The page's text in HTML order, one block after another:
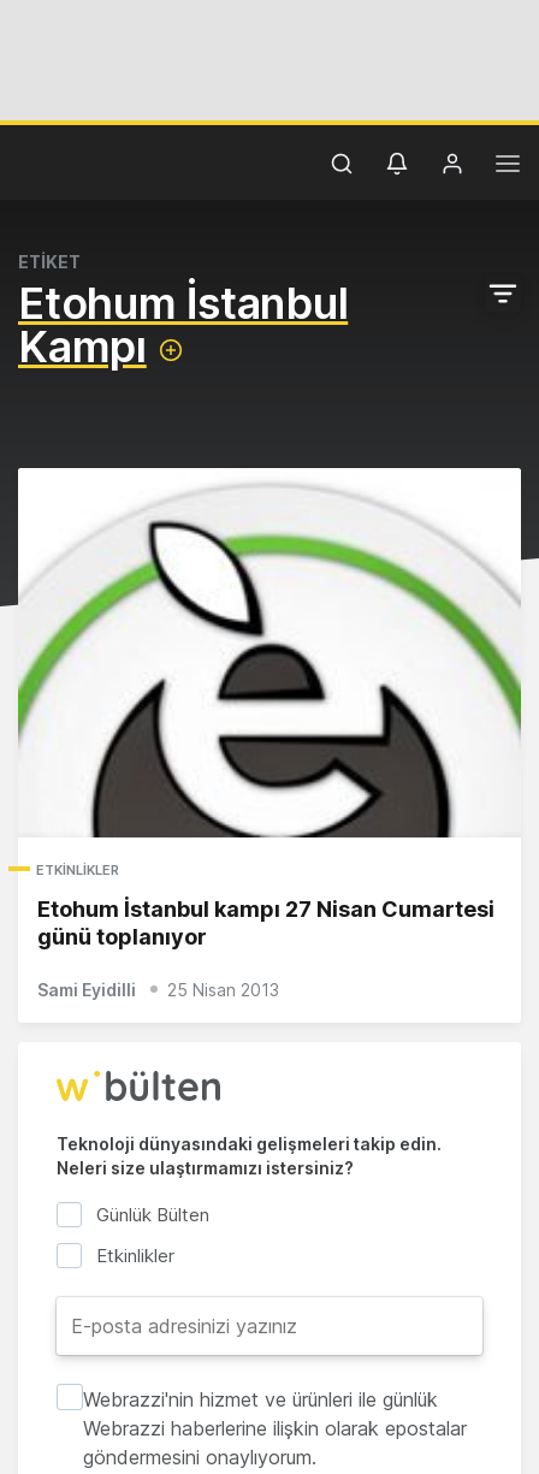
ETİKET
Etohum İstanbul
Kampı
ETKINLIKLER
Etohum İstanbul kampı 27 Nisan Cumartesi
günü toplanıyor
Sami Eyidilli 25 Nisan 2013
Teknoloji dünyasındaki gelişmeleri takip edin.
Neleri size ulaştırmamızı istersiniz?
Günlük Bülten
Etkinlikler
Webrazzi'nin hizmet ve ürünleri ile günlük
Webrazzi haberlerine ilişkin olarak epostalar
göndermesini onaylıyorum.